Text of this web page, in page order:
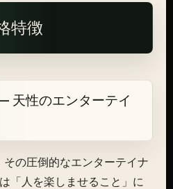
特徴
天性のエンターテイ
の圧倒的なエンターテイナ
「人を楽しませること」に